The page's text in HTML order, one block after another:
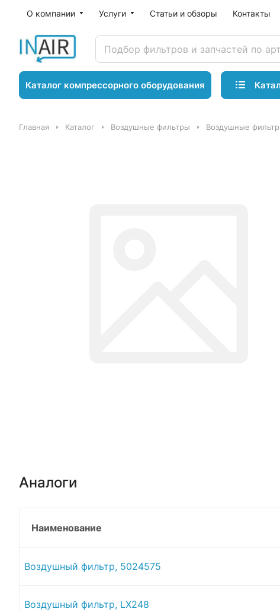
О компании Услуги Статьи и обзоры Контакты
Каталог компрессорного оборудования
Главная Каталог Воздушные фильтры Воздушные
Аналоги
Наименование
Воздушный фильтр, 5024575
Воздушный фильтр, LX248